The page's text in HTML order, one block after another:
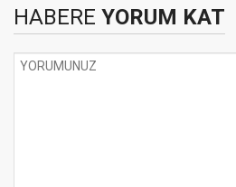
HABERE YORUM KAT